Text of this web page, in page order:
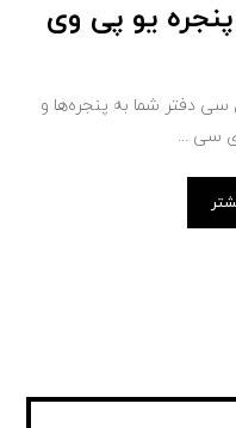
یو پی وی
دفتر شما به پنجره‌ها و
سی ...